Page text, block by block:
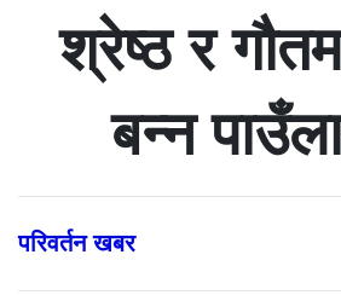
श्रेष्ठ र
बन्न
परिवर्तन खबर